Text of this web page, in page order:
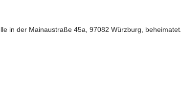
in der Mainaustraße 45a, 97082 Würzburg, beheimatet.